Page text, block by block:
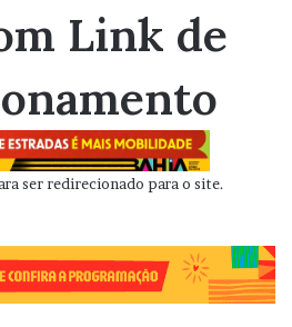
Link de
ser redirecionado para o site.